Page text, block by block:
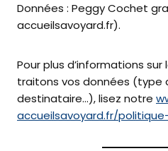
Données : Peggy Cochet
accueilsavoyard.fr).
Pour plus d’informations
traitons vos données (type
destinataire…), lisez notre
accueilsavoyard.fr/